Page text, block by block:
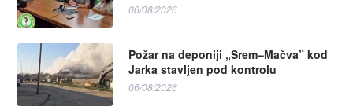
06/08/2026
Požar na deponiji „Srem–Mačva” kod
Jarka stavljen pod kontrolu
06/08/2026